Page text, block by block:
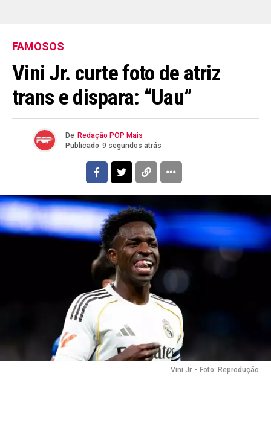
FAMOSOS
Vini Jr. curte foto de atriz
trans e dispara: “Uau”
De Redação POP Mais
Publicado 9 segundos atrás
Vini Jr. - Foto: Reprodução